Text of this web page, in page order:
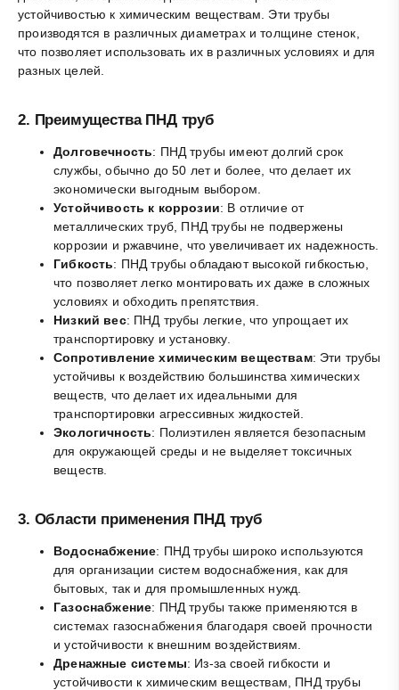
устойчивостью к химическим веществам. Эти трубы
производятся в различных диаметрах и толщине стенок,
что позволяет использовать их в различных условиях и для
разных целей.
2. Преимущества ПНД труб
Долговечность: ПНД трубы имеют долгий срок
службы, обычно до 50 лет и более, что делает их
экономически выгодным выбором.
Устойчивость к коррозии: В отличие от
металлических труб, ПНД трубы не подвержены
коррозии и ржавчине, что увеличивает их надежность.
Гибкость: ПНД трубы обладают высокой гибкостью,
что позволяет легко монтировать их даже в сложных
условиях и обходить препятствия.
Низкий вес: ПНД трубы легкие, что упрощает их
транспортировку и установку.
Сопротивление химическим веществам: Эти трубы
устойчивы к воздействию большинства химических
веществ, что делает их идеальными для
транспортировки агрессивных жидкостей.
Экологичность: Полиэтилен является безопасным
для окружающей среды и не выделяет токсичных
веществ.
3. Области применения ПНД труб
Водоснабжение: ПНД трубы широко используются
для организации систем водоснабжения, как для
бытовых, так и для промышленных нужд.
Газоснабжение: ПНД трубы также применяются в
системах газоснабжения благодаря своей прочности
и устойчивости к внешним воздействиям.
Дренажные системы: Из-за своей гибкости и
устойчивости к химическим веществам, ПНД трубы